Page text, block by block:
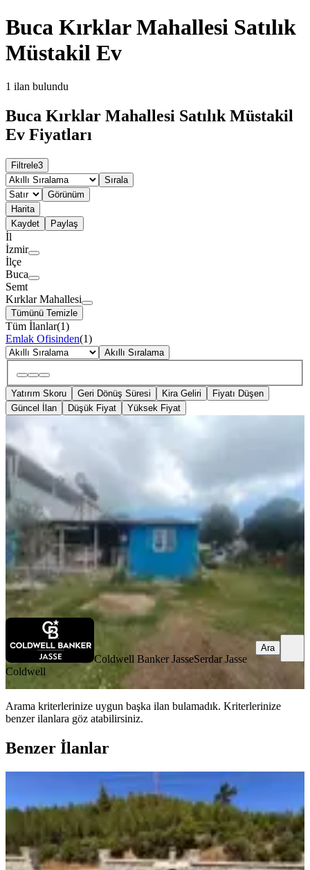
Buca Kırklar Mahallesi Satılık
Müstakil Ev
1 ilan bulundu
Buca Kırklar Mahallesi Satılık Müstakil
Ev Fiyatları
Filtrele3
Sırala
Görünüm
Harita
Kaydet
Paylaş
İl
İzmir
İlçe
Buca
Semt
Kırklar Mahallesi
Tümünü Temizle
Tüm İlanlar(1)
Emlak Ofisinden(1)
Akıllı Sıralama
Yatırım Skoru Geri Dönüş Süresi Kira Geliri
Fiyatı Düşen
Güncel İlan
Düşük Fiyat Yüksek Fiyat
İzmir Buca Kırıklar Köyü Satılık Ev
3+1
29.06.2026
6.650.000 ₺
Coldwell Banker Jasse Serdar Jasse Coldwell
Ara
Coldwell Banker JasseSerdar Jasse
Coldwell
Ara
Arama kriterlerinize uygun başka ilan bulamadık. Kriterlerinize
benzer ilanlara göz atabilirsiniz.
Benzer İlanlar
Novuss Gayrimenkul\\ Belenbaşı 518
M2 Arsa Üzerinde Müstakil Ev
Buca, Belenbaşı Mahallesi
2+1·518 m²·07.08.2026